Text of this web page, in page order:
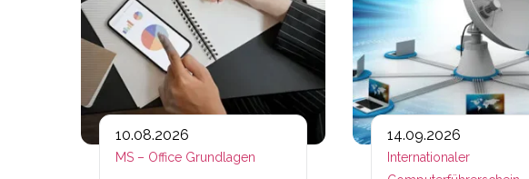
10.08.2026
MS – Office Grundlagen
14.09.2026
Internationaler